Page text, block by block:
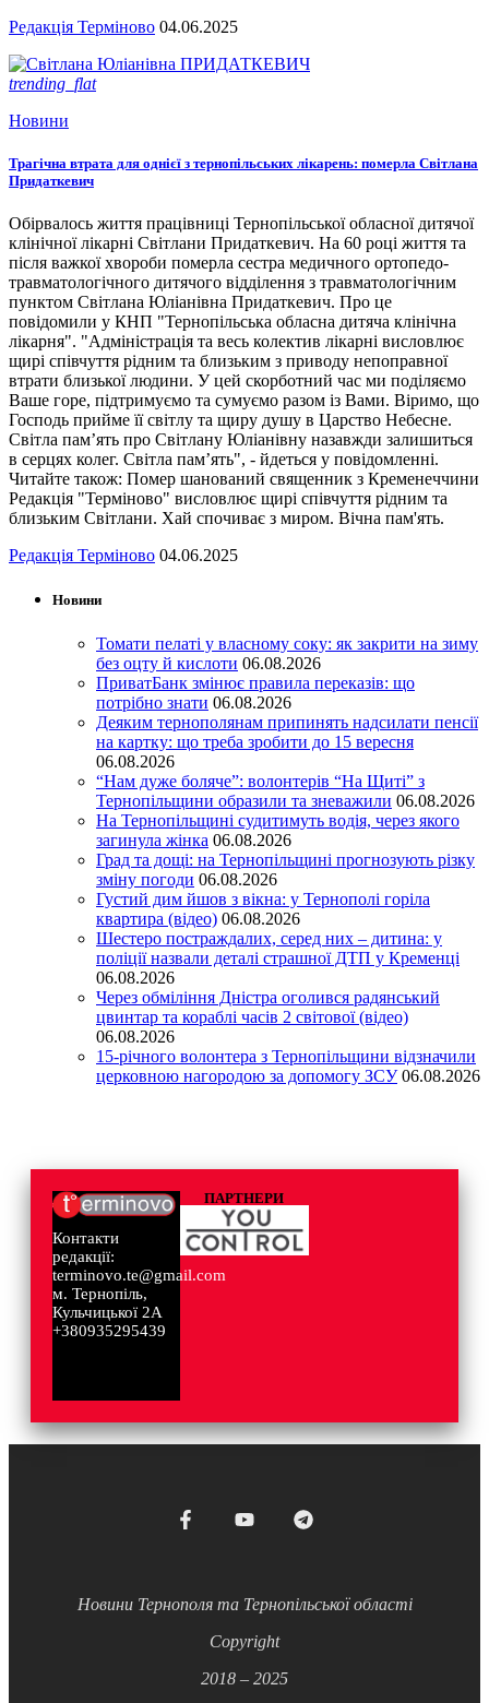
Редакція Терміново 04.06.2025
trending_flat
Новини
Трагічна втрата для однієї з тернопільських лікарень: померла Світлана
Придаткевич
Обірвалось життя працівниці Тернопільської обласної дитячої
клінічної лікарні Світлани Придаткевич. На 60 році життя та
після важкої хвороби померла сестра медичного ортопедо-
травматологічного дитячого відділення з травматологічним
пунктом Світлана Юліанівна Придаткевич. Про це
повідомили у КНП "Тернопільська обласна дитяча клінічна
лікарня". "Адміністрація та весь колектив лікарні висловлює
щирі співчуття рідним та близьким з приводу непоправної
втрати близької людини. У цей скорботний час ми поділяємо
Ваше горе, підтримуємо та сумуємо разом із Вами. Віримо, що
Господь прийме її світлу та щиру душу в Царство Небесне.
Світла пам’ять про Світлану Юліанівну назавжди залишиться
в серцях колег. Світла пам’ять", - йдеться у повідомленні.
Читайте також: Помер шанований священник з Кременеччини
Редакція "Терміново" висловлює щирі співчуття рідним та
близьким Світлани. Хай спочиває з миром. Вічна пам'ять.
Редакція Терміново 04.06.2025
Новини
Томати пелаті у власному соку: як закрити на зиму
без оцту й кислоти 06.08.2026
ПриватБанк змінює правила переказів: що
потрібно знати 06.08.2026
Деяким тернополянам припинять надсилати пенсії
на картку: що треба зробити до 15 вересня
06.08.2026
“Нам дуже боляче”: волонтерів “На Щиті” з
Тернопільщини образили та зневажили 06.08.2026
На Тернопільщині судитимуть водія, через якого
загинула жінка 06.08.2026
Град та дощі: на Тернопільщині прогнозують різку
зміну погоди 06.08.2026
Густий дим йшов з вікна: у Тернополі горіла
квартира (відео) 06.08.2026
Шестеро постраждалих, серед них – дитина: у
поліції назвали деталі страшної ДТП у Кременці
06.08.2026
Через обміління Дністра оголився радянський
цвинтар та кораблі часів 2 світової (відео)
06.08.2026
15-річного волонтера з Тернопільщини відзначили
церковною нагородою за допомогу ЗСУ 06.08.2026
Контакти
редакції:
terminovo.te@gmail.com
м. Тернопіль,
Кульчицької 2А
+380935295439
ПАРТНЕРИ
Новини Тернополя та Тернопільської області
Copyright
2018 – 2025